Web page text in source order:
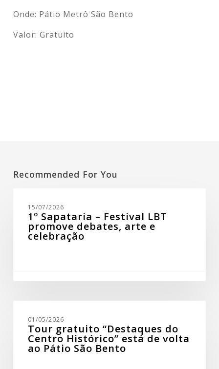
Onde: Pátio Metrô São Bento
Valor: Gratuito
Recommended For You
Festival
LBT
promove
15/07/2026
1º Sapataria – Festival LBT
promove debates, arte e
celebração
“Destaques
Centro
Histórico”
01/05/2026
Tour gratuito “Destaques do
Centro Histórico” está de volta
ao Pátio São Bento